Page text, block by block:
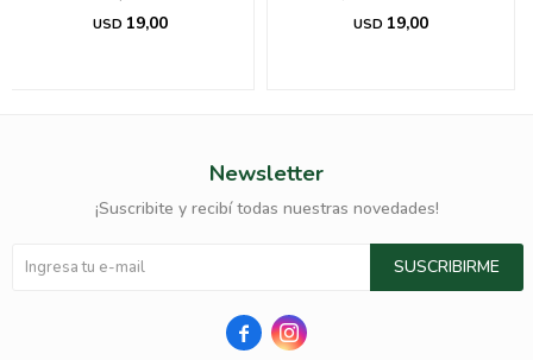
USD 19,00 USD 19,00
Newsletter
¡Suscribite y recibí todas nuestras novedades!
SUSCRIBIRME
 